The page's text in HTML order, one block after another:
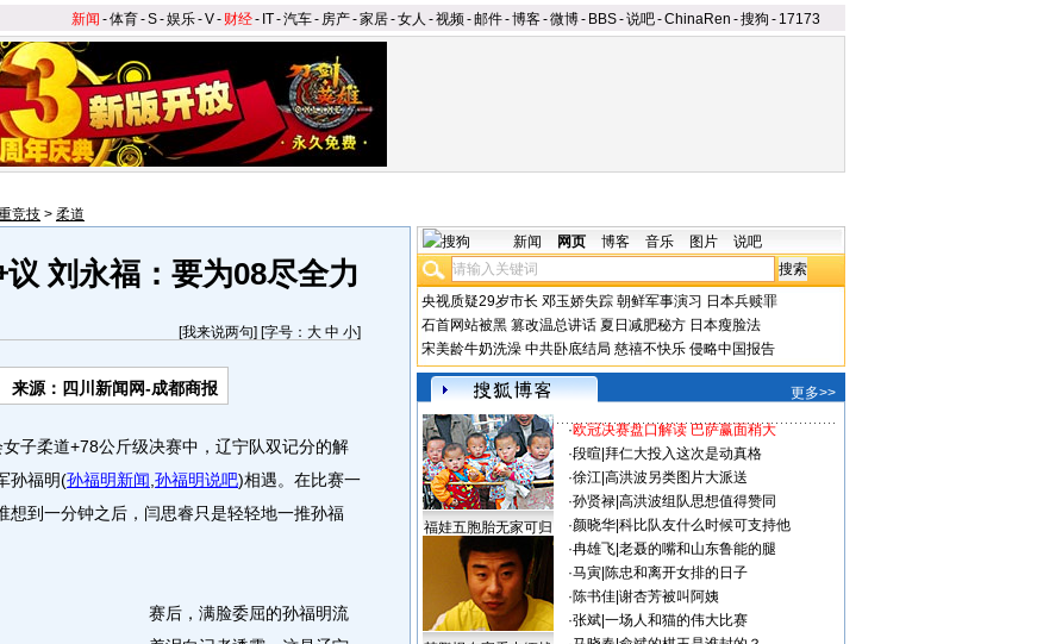
新闻 -体育-S-娱乐-V- 财经- IT-汽车- 房产-家居-女人 -视频-邮件-博客-微博- BBS-说吧-ChinaRen -搜狗 - 17173
竞技 > 柔道
刘永福：要为08尽全力
[我来说两句] [字号： 大 中 小]
来源：四川新闻网-成都商报
柔道+78公斤级决赛中，辽宁队双记分的解
孙福明(孙福明新闻 孙福明说吧)相遇。在比赛一
想到一分钟之后，闫思睿只是轻轻地一推孙福
赛后，满脸委屈的孙福明流
新闻 网页 博客 音乐 图片 说吧
央视质疑29岁市长 邓玉娇失踪 朝鲜军事演习 日本兵赎罪
石首网站被黑 篡改温总讲话 夏日减肥秘方 日本瘦脸法
宋美龄牛奶洗澡 中共卧底结局 慈禧不快乐 侵略中国报告
更多>>
福娃五胞胎无家可归
·欧冠决赛盘口解读 巴萨赢面稍大
·段暄 拜仁大投入这次是动真格
·徐江| 高洪波另类图片大派送
·孙贤禄| 高洪波组队思想值得赞同
·颜晓华| 科比队友什么时候可支持他
·冉雄飞| 老聂的嘴和山东鲁能的腿
·马寅| 陈忠和离开女排的日子
·陈书佳| 谢杏芳被叫阿姨
·张斌| 一场人和猫的伟大比赛